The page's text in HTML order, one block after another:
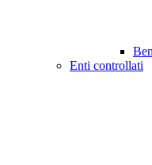
Enti controllati